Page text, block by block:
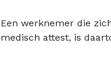
Een werknemer die
medisch attest, is